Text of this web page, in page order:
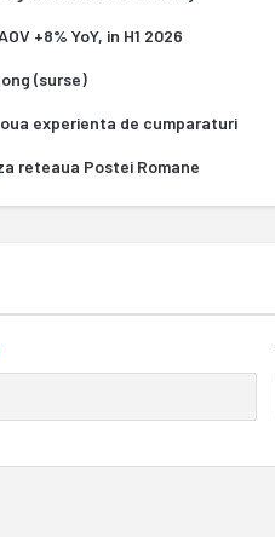
+8% YoY, in H1 2026
(surse)
experienta de cumparaturi
reteaua Postei Romane